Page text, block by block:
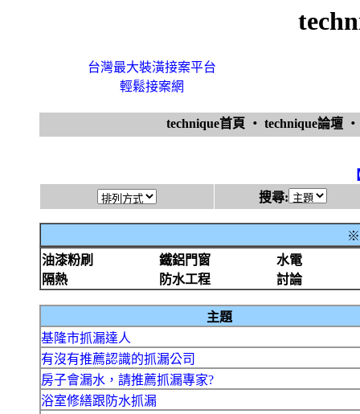
台灣最大裝潢接案平台
輕鬆接案網
technique首頁 ‧ technique論壇
搜尋:
※
油漆粉刷
鐵鋁門窗
水電
隔熱
防水工程 討論
主題
基隆市抓漏達人
有沒有推薦認識的抓漏公司
房子會漏水，請推薦抓漏專家?
浴室修繕跟防水抓漏